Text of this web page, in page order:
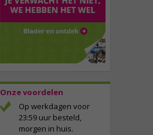
Onze voordelen
Op werkdagen voor
23:59 uur besteld,
morgen in huis.